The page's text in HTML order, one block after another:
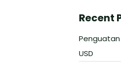
Recent
Penguatan
USD